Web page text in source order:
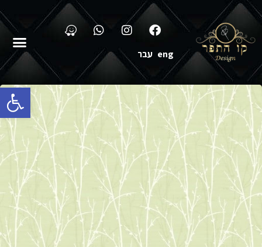
פתח
eng עבר